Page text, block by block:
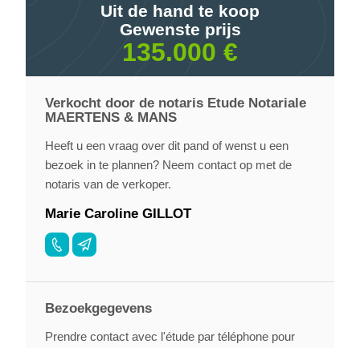
Uit de hand te koop
Gewenste prijs
135.000 €
Verkocht door de notaris Etude Notariale
MAERTENS & MANS
Heeft u een vraag over dit pand of wenst u een
bezoek in te plannen? Neem contact op met de
notaris van de verkoper.
Marie Caroline GILLOT
Bezoekgegevens
Prendre contact avec l'étude par téléphone pour